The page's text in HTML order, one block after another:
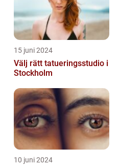
15 juni 2024
Välj rätt tatueringsstudio i
Stockholm
10 juni 2024